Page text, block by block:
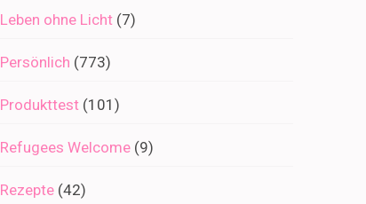
Leben ohne Licht (7)
Persönlich (773)
Produkttest (101)
Refugees Welcome (9)
Rezepte (42)